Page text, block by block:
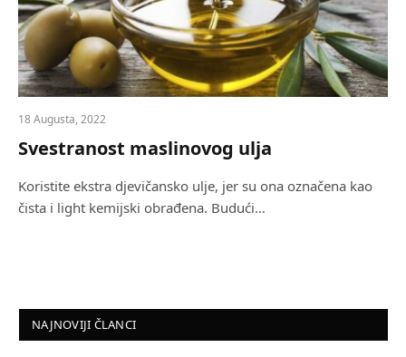
18 Augusta, 2022
Svestranost maslinovog ulja
Koristite ekstra djevičansko ulje, jer su ona označena kao
čista i light kemijski obrađena. Budući…
NAJNOVIJI ČLANCI